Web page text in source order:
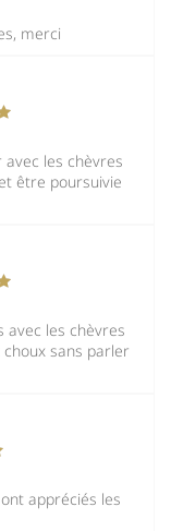
merci
avec les chèvres
être poursuivie
avec les chèvres
sans parler
appréciés les